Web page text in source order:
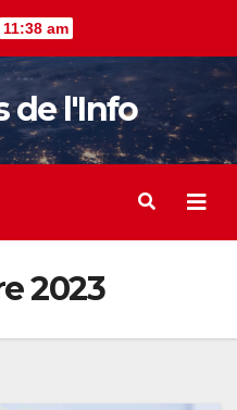
11:38 am
de l'Info
2023